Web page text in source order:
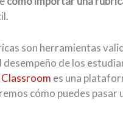
son herramientas
desempeño de los
es una
cómo puedes pasar